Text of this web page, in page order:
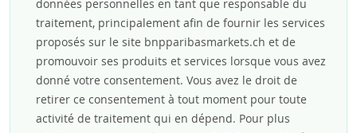
données personnelles en tant que responsable du
traitement, principalement afin de fournir les services
proposés sur le site bnpparibasmarkets.ch et de
promouvoir ses produits et services lorsque vous avez
donné votre consentement. Vous avez le droit de
retirer ce consentement à tout moment pour toute
activité de traitement qui en dépend. Pour plus